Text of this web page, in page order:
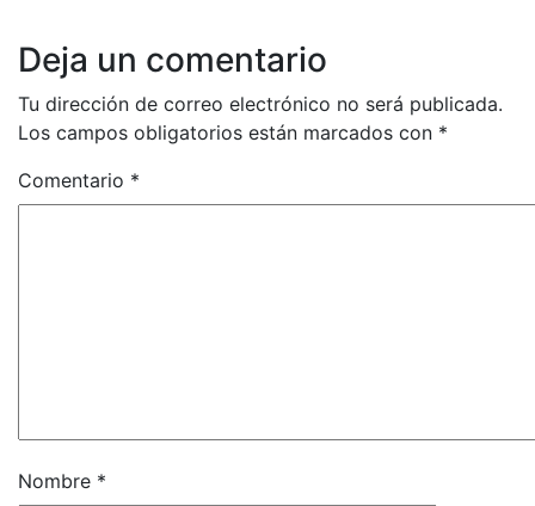
Deja un comentario
Tu dirección de correo electrónico no será publicada.
Los campos obligatorios están marcados con *
Comentario *
Nombre *